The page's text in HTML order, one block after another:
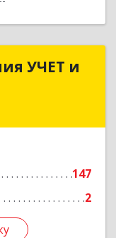
УЧЕТ и
147
2
УЧЕТ и
Подробнее